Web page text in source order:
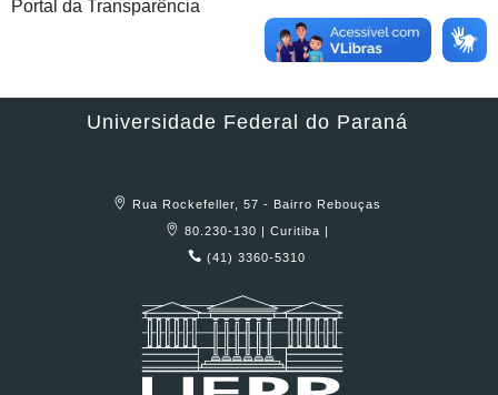
Portal da Transparência
Universidade Federal do Paraná
Rua Rockefeller, 57 - Bairro Rebouças
80.230-130 | Curitiba |
(41) 3360-5310